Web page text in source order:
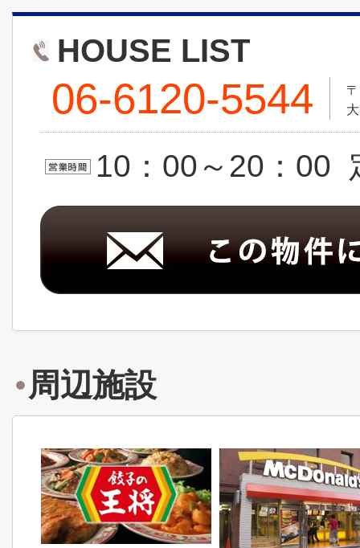
HOUSE LIST
06-6120-5544
10：00～20：00
周辺施設